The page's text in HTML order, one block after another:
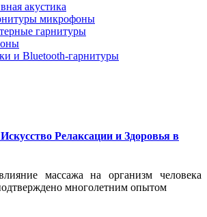
акустика
микрофоны
гарнитуры
и Bluetooth-гарнитуры
Релаксации и Здоровья в
массажа на организм человека
многолетним опытом